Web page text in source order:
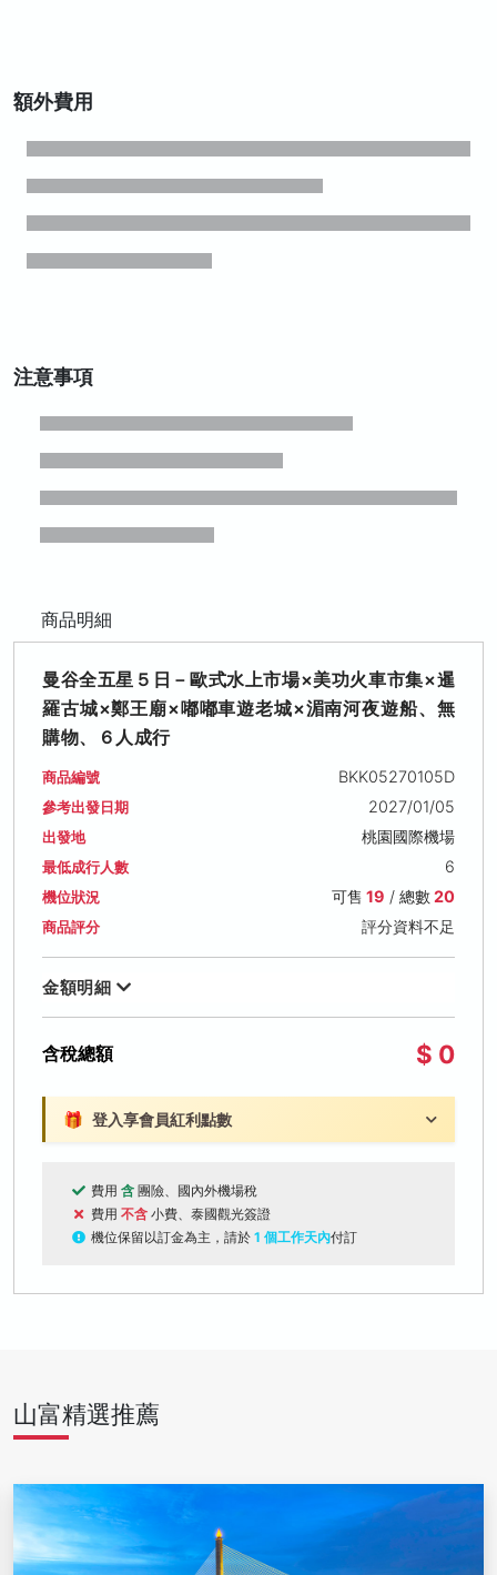
額外費用
注意事項
商品明細
曼谷全五星５日－歐式水上市場×美功火車市集×暹
羅古城×鄭王廟×嘟嘟車遊老城×湄南河夜遊船、無
購物、６人成行
商品編號 BKK05270105D
參考出發日期 2027/01/05
出發地 桃園國際機場
最低成行人數 6
機位狀況 可售 19 / 總數20
商品評分 評分資料不足
金額明細
含稅總額 $ 0
🎁 登入享會員紅利點數
費用 含 團險、國內外機場稅
費用 不含 小費、泰國觀光簽證
機位保留以訂金為主，請於 1 個工作天內付訂
山富精選推薦